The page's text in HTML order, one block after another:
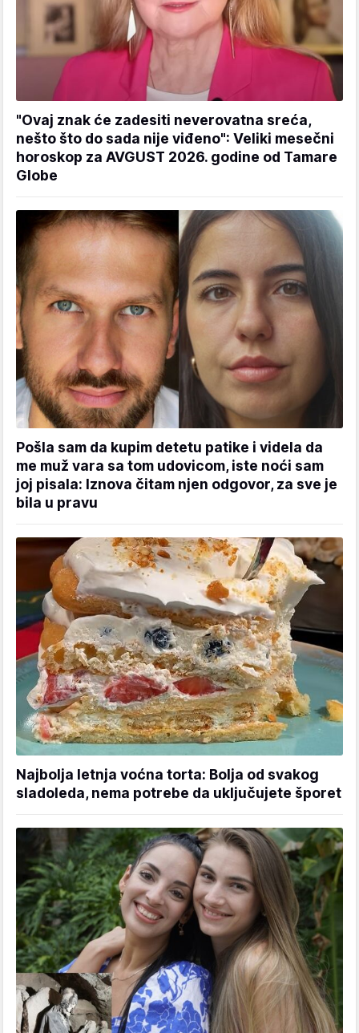
"Ovaj znak će zadesiti neverovatna sreća,
nešto što do sada nije viđeno": Veliki mesečni
horoskop za AVGUST 2026. godine od Tamare
Globe
Pošla sam da kupim detetu patike i videla da
me muž vara sa tom udovicom, iste noći sam
joj pisala: Iznova čitam njen odgovor, za sve je
bila u pravu
Najbolja letnja voćna torta: Bolja od svakog
sladoleda, nema potrebe da uključujete šporet